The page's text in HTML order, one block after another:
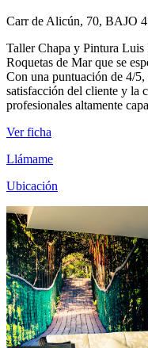
Carr de Alicún, 70, BAJO
Taller Chapa y Pintura Luis
Roquetas de Mar que se
Con una puntuación de 4/
satisfacción del cliente y la
profesionales altamente
Ver ficha
Llámame
Ubicación